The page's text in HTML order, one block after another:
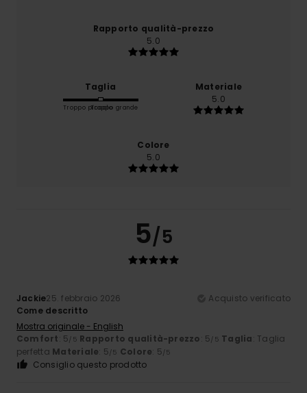
Rapporto qualità-prezzo
5.0
Taglia
Troppo piccoloTroppo grande
Materiale
5.0
Colore
5.0
5/5
Jackie25. febbraio 2026
Acquisto verificato
Come descritto
Mostra originale - English
Comfort: 5/5 Rapporto qualità-prezzo: 5/5 Taglia: Taglia
perfetta Materiale: 5/5 Colore: 5/5
Consiglio questo prodotto